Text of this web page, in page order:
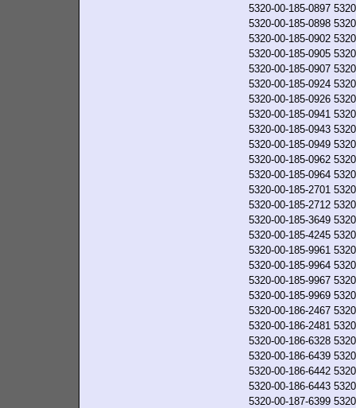
5320-00-185-0897
5320-00-185-0898
5320-00-185-0902
5320-00-185-0905
5320-00-185-0907
5320-00-185-0924
5320-00-185-0926
5320-00-185-0941
5320-00-185-0943
5320-00-185-0949
5320-00-185-0962
5320-00-185-0964
5320-00-185-2701
5320-00-185-2712
5320-00-185-3649
5320-00-185-4245
5320-00-185-9961
5320-00-185-9964
5320-00-185-9967
5320-00-185-9969
5320-00-186-2467
5320-00-186-2481
5320-00-186-6328
5320-00-186-6439
5320-00-186-6442
5320-00-186-6443
5320-00-187-6399